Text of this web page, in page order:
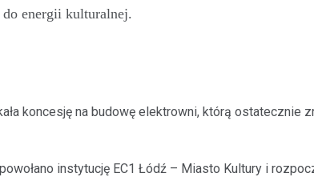
do energii kulturalnej.
koncesję na budowę elektrowni, którą ostatecznie
instytucję EC1 Łódź – Miasto Kultury i